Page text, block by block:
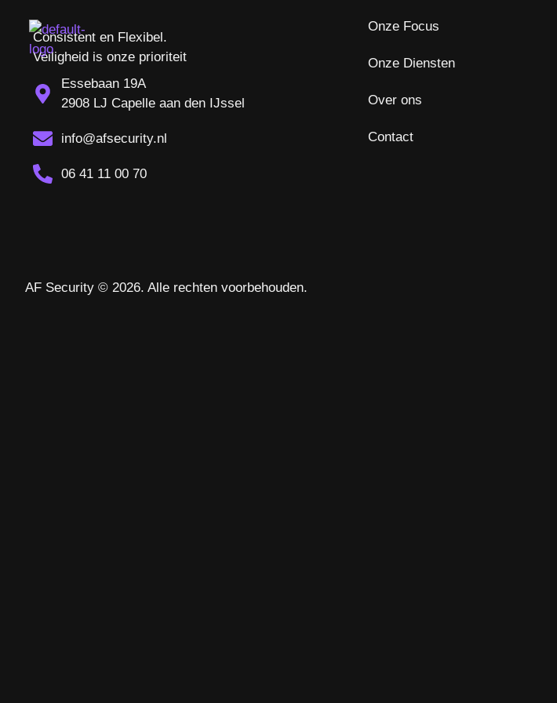
Consistent en Flexibel.
Veiligheid is onze prioriteit
Essebaan 19A
2908 LJ Capelle aan den IJssel
info@afsecurity.nl
06 41 11 00 70
Onze Focus
Onze Diensten
Over ons
Contact
AF Security © 2026. Alle rechten voorbehouden.